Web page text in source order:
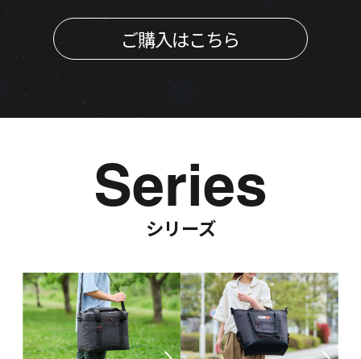
ご購入はこちら
Series
シリーズ